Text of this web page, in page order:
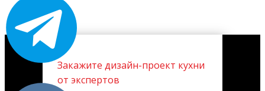
Закажите дизайн-проект кухни
от экспертов